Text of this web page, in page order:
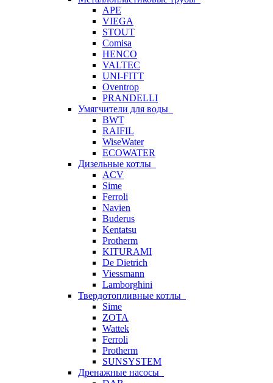
APE
VIEGA
STOUT
Comisa
HENCO
VALTEC
UNI-FITT
Oventrop
PRANDELLI
Умягчители для воды
BWT
RAIFIL
WiseWater
ECOWATER
Дизельные котлы
ACV
Sime
Ferroli
Navien
Buderus
Kentatsu
Protherm
KITURAMI
De Dietrich
Viessmann
Lamborghini
Твердотопливные котлы
Sime
ZOTA
Wattek
Ferroli
Protherm
SUNSYSTEM
Дренажные насосы